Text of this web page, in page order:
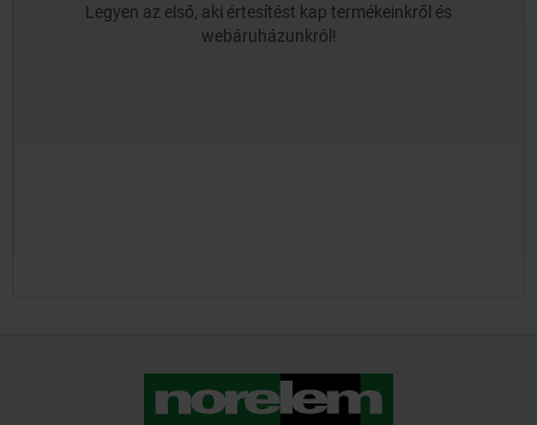
Legyen az első, aki értesítést kap termékeinkről és
webáruházunkról!